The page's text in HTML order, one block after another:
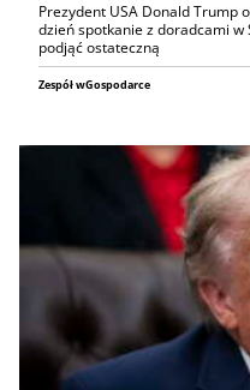
Prezydent USA Donald Trump
dzień spotkanie z doradcami w
podjąć ostateczną
Zespół wGospodarce